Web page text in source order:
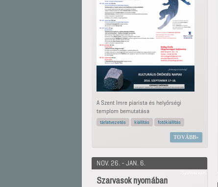
A Szent Imre piarista és helyőrségi
templom bemutatása
tárlatvezetés kiállítás fotókiállítás
TOVÁBB
NOV. 26. - JAN. 6.
Szarvasok nyomában